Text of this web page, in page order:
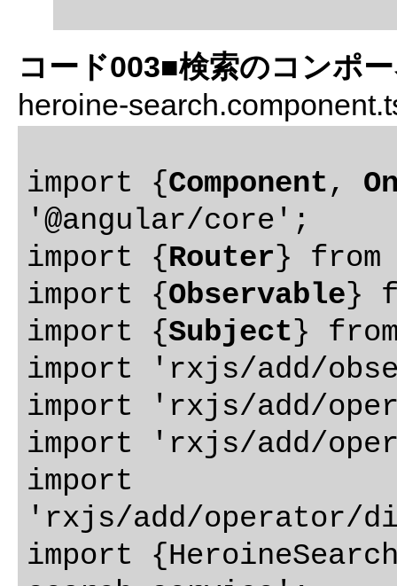
コード003■検索のコンポ
heroine-
import {Component,
'@angular/core';
import {Router} from
import {Observable}
import {Subject}
import 'rxjs/add/
import 'rxjs/add/
import 'rxjs/add/
import
'rxjs/add/operator/
import